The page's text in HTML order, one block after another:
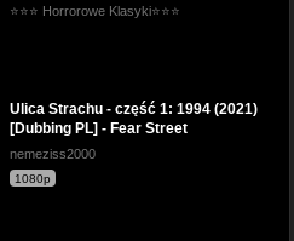
⭐⭐⭐ Horrorowe Klasyki⭐⭐⭐
Ulica Strachu - część 1: 1994 (2021)
[Dubbing PL] - Fear Street
nemeziss2000
1080p